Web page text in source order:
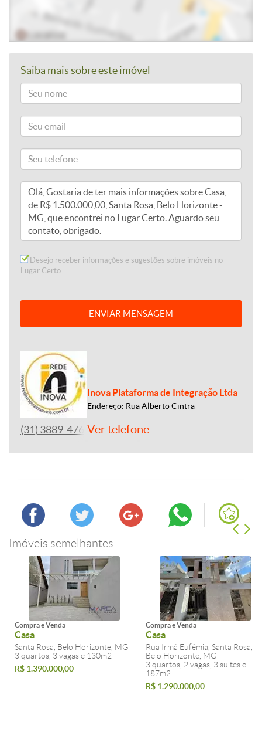
Saiba mais sobre este imóvel
Desejo receber informações e sugestões sobre imóveis no
Lugar Certo.
ENVIAR MENSAGEM
Inova Plataforma de Integração Ltda
Endereço: Rua Alberto Cintra
(31) 3889-4765Ver telefone
Imóveis semelhantes
Compra e Venda
Casa
Santa Rosa, Belo Horizonte, MG
3 quartos, 3 vagas e 130m2
R$ 1.390.000,00
Compra e Venda
Casa
Rua Irmã Eufêmia, Santa Rosa,
Belo Horizonte, MG
3 quartos, 2 vagas, 3 suites e
187m2
R$ 1.290.000,00